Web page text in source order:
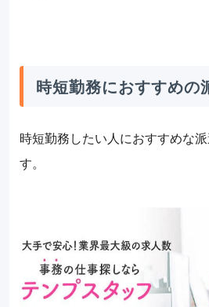
時短勤務におすすめの
時短勤務したい人におすすめな
す。